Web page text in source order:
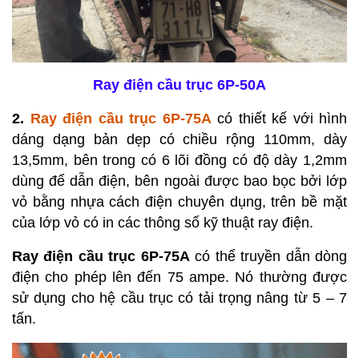
Ray điện cầu trục 6P-50A
2. Ray điện cầu trục 6P-75Acó thiết kế với hình
dáng dạng bản dẹp có chiều rộng 110mm, dày
13,5mm, bên trong có 6 lõi đồng có độ dày 1,2mm
dùng để dẫn điện, bên ngoài được bao bọc bởi lớp
vỏ bằng nhựa cách điện chuyên dụng, trên bề mặt
của lớp vỏ có in các thông số kỹ thuật ray điện.
Ray điện cầu trục 6P-75Acó thể truyền dẫn dòng
điện cho phép lên đến 75 ampe. Nó thường được
sử dụng cho hệ cầu trục có tải trọng nâng từ 5 – 7
tấn.